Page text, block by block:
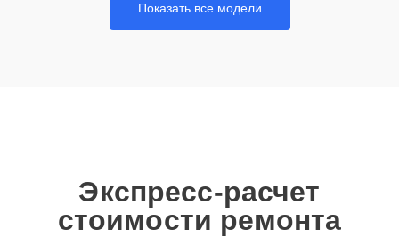
Показать все модели
Экспресс-расчет
стоимости ремонта